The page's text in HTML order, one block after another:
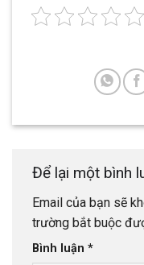
Để lại một bình
Email của bạn sẽ
trường bắt buộc
Bình luận *